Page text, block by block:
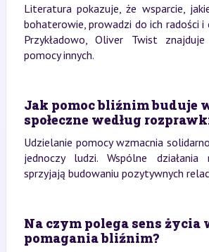
Literatura pokazuje, że wsparcie,
bohaterowie, prowadzi do ich radości i
Przykładowo, Oliver Twist
pomocy innych.
Jak pomoc bliźnim buduje
społeczne według
Udzielanie pomocy wzmacnia
jednoczy ludzi. Wspólne
sprzyjają budowaniu pozytywnych
Na czym polega sens życia
pomagania bliźnim?